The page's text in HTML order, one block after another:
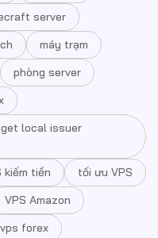
server
máy trạm
phòng server
local issuer
kiếm tiền
tối ưu VPS
VPS Amazon
vps forex